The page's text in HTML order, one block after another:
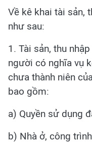
Về kê khai tài sản,
như sau:
1. Tài sản, thu
người có nghĩa vụ
chưa thành niên
bao gồm:
a) Quyền sử dụng
b) Nhà ở, công